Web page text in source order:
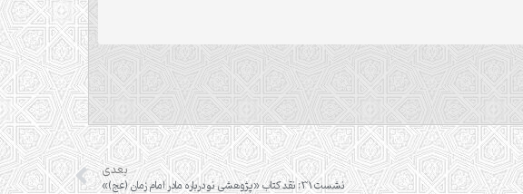
بعدی
نشست 31: نقد کتاب «پژوهشی نو درباره مادر امام زمان (عج)»